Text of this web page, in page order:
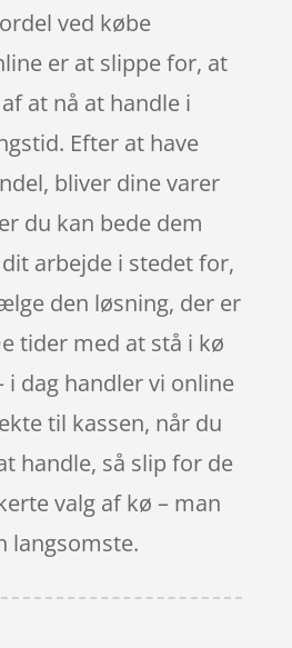
ved købe
er at slippe for, at
at nå at handle i
Efter at have
bliver dine varer
du kan bede dem
arbejde i stedet for,
den løsning, der er
tider med at stå i kø
dag handler vi online
til kassen, når du
handle, så slip for de
valg af kø – man
langsomste.